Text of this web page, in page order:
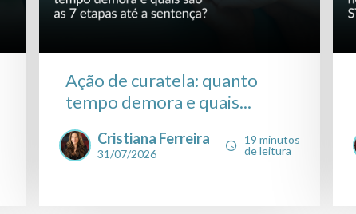
Ação de curatela: quanto
tempo demora e quais...
Cristiana Ferreira
31/07/2026
19 minutos
de leitura